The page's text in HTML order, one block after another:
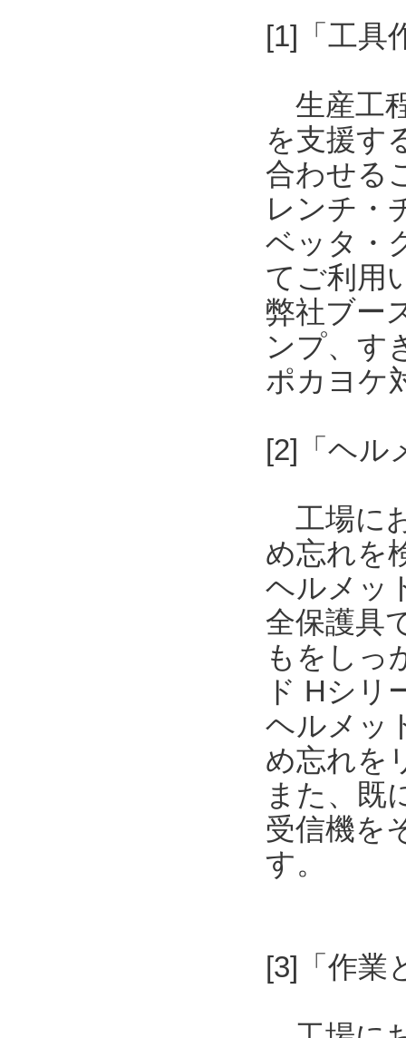
[1]「工具
生産工
を支援す
合わせる
レンチ・
ベッタ・
てご利用
弊社ブー
ンプ、す
ポカヨケ
[2]「ヘル
工場に
め忘れを
ヘルメッ
全保護具
もをしっ
ド Hシリ
ヘルメッ
め忘れを
また、既
受信機を
す。
[3]「作業